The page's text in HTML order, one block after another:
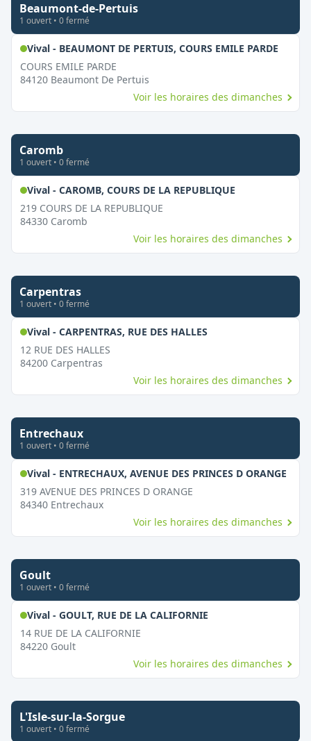
Beaumont-de-Pertuis
1 ouvert • 0fermé
Vival - BEAUMONT DE PERTUIS, COURS EMILE PARDE,
COURS EMILE PARDE
84120 Beaumont De Pertuis
Voir les horaires des dimanches
Caromb
1 ouvert • 0fermé
Vival - CAROMB, COURS DE LA REPUBLIQUE,
219 COURS DE LA REPUBLIQUE
84330 Caromb
Voir les horaires des dimanches
Carpentras
1 ouvert • 0fermé
Vival - CARPENTRAS, RUE DES HALLES,
12 RUE DES HALLES
84200 Carpentras
Voir les horaires des dimanches
Entrechaux
1 ouvert • 0fermé
Vival - ENTRECHAUX, AVENUE DES PRINCES D ORANGE,
319 AVENUE DES PRINCES D ORANGE
84340 Entrechaux
Voir les horaires des dimanches
Goult
1 ouvert • 0fermé
Vival - GOULT, RUE DE LA CALIFORNIE,
14 RUE DE LA CALIFORNIE
84220 Goult
Voir les horaires des dimanches
L'Isle-sur-la-Sorgue
1 ouvert • 0fermé